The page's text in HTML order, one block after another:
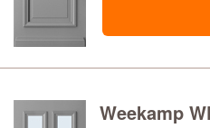
Weekamp